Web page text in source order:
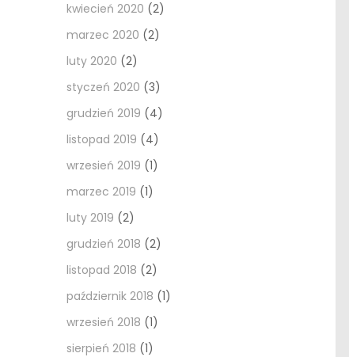
kwiecień 2020 (2)
marzec 2020 (2)
luty 2020 (2)
styczeń 2020 (3)
grudzień 2019 (4)
listopad 2019 (4)
wrzesień 2019 (1)
marzec 2019 (1)
luty 2019 (2)
grudzień 2018 (2)
listopad 2018 (2)
październik 2018 (1)
wrzesień 2018 (1)
sierpień 2018 (1)